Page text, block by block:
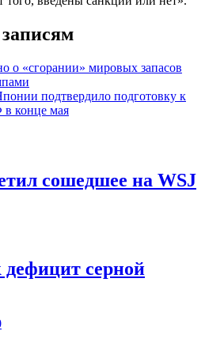
о «сгорании» мировых запасов
подтвердило подготовку к
в конце мая
сошедшее на WSJ
серной